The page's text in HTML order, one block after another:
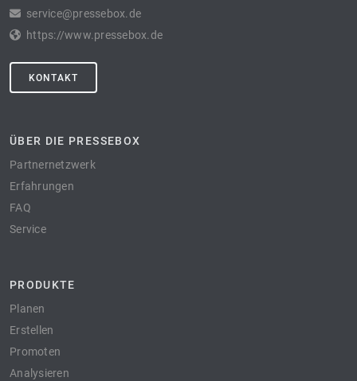
service@pressebox.de
https://www.pressebox.de
KONTAKT
ÜBER DIE PRESSEBOX
Partnernetzwerk
Erfahrungen
FAQ
Service
PRODUKTE
Planen
Erstellen
Promoten
Analysieren